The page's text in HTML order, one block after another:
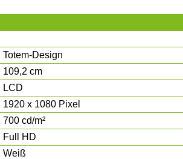
Totem-Design
109,2 cm
LCD
1920 x 1080 Pixel
700 cd/m²
Full HD
Weiß